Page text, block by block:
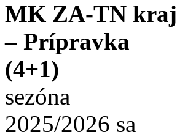
MK ZA-TN kraj
– Prípravka
(4+1)
sezóna
2025/2026 sa